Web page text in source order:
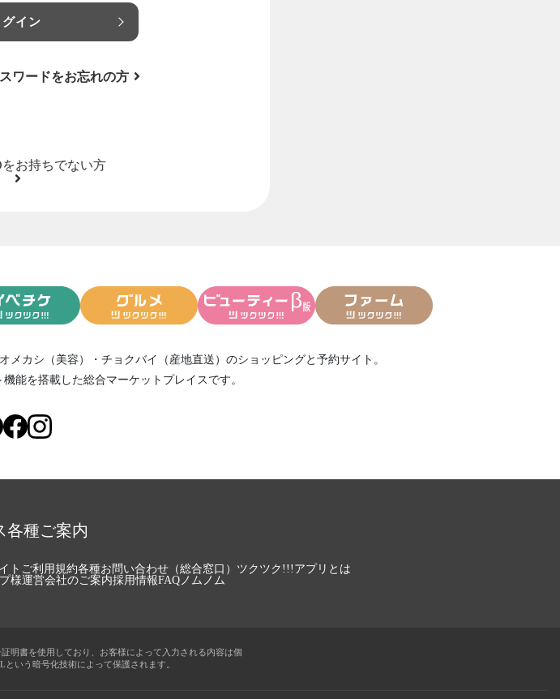
グイン
ワードをお忘れの方
お持ちでない方
オメカシ（美容） ・ チョクバイ（産地直送） のショッピングと予約サイト。
機能を搭載した総合マーケットプレイスです。
各種ご案内
トご利用規約各種お問い合わせ（総合窓口） ツクツク!!!アプリとは
様運営会社のご案内採用情報FAQノムノム
明書を使用しており、お客様によって入力される内容は個
という暗号化技術によって保護されます。